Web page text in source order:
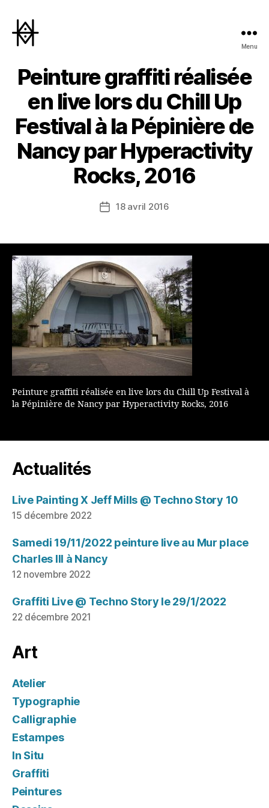
Menu
Peinture graffiti réalisée
en live lors du Chill Up
Festival à la Pépinière de
Nancy par Hyperactivity
Rocks, 2016
Date18 avril 2016
Peinture graffiti réalisée en live lors du Chill Up Festival à
la Pépinière de Nancy par Hyperactivity Rocks, 2016
Actualités
Live Painting X Jeff Mills @ Techno Story 10
15 décembre 2022
Samedi 19/11/2022 peinture live au Mur place
Charles III à Nancy
12 novembre 2022
Graffiti Live @ Techno Story le 29/1/2022
22 décembre 2021
Art
Atelier
Typographie
Calligraphie
Estampes
In Situ
Graffiti
Peintures